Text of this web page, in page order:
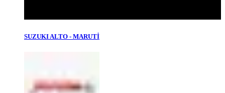
SUZUKI ALTO - MARUTİ